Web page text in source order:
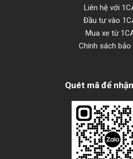
Liên hệ với
Đầu tư vào
Mua xe từ
Chính sách
Quét mã để